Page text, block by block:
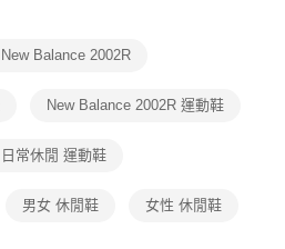
後付 」之結帳頁面顯示為準，若有關於
款等相關疑問，請聯繫「AFTEE先享後付
support/home
提供之「AFTEE先享後付」服務完成之交
定代理人或監護人之同意方可使用
New Balance 2002R
New Balance 2002R 運動鞋
日常休閒 運動鞋
男女 休閒鞋 女性 休閒鞋